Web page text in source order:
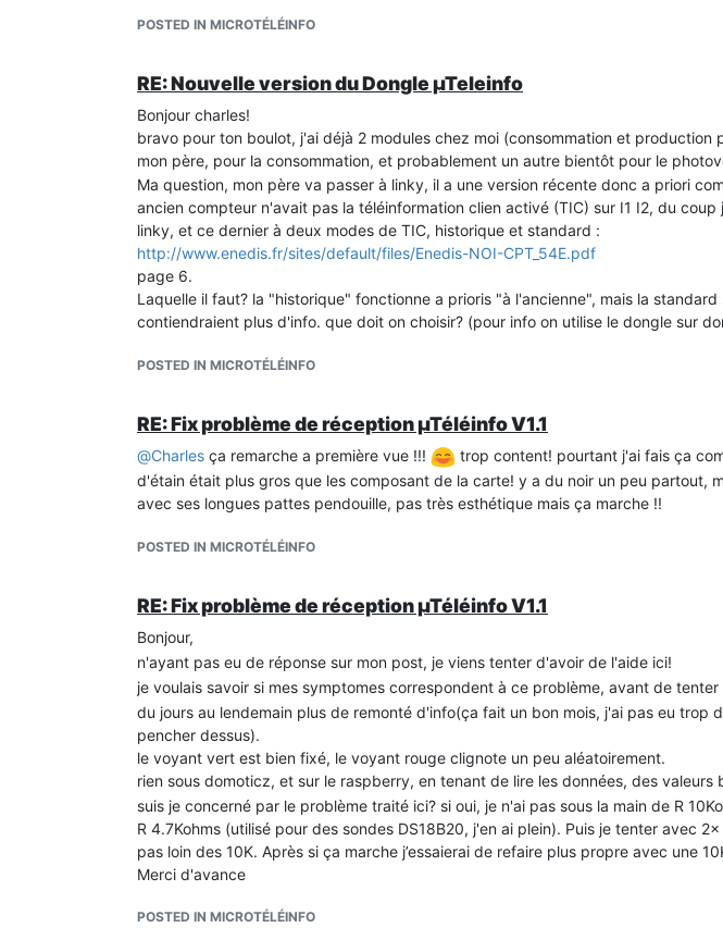
POSTED IN MICROTÉLÉINFO
RE: Nouvelle version du Dongle µTeleinfo
Bonjour charles!
bravo pour ton boulot, j'ai déjà 2 modules chez moi (consommation et production
mon père, pour la consommation, et probablement un autre bientôt pour le
Ma question, mon père va passer à linky, il a une version récente donc a priori
ancien compteur n'avait pas la téléinformation clien activé (TIC) sur I1 I2, du coup
linky, et ce dernier à deux modes de TIC, historique et standard :
http://www.enedis.fr/sites/default/files/Enedis-NOI-CPT_54E.pdf
page 6.
Laquelle il faut? la "historique" fonctionne a prioris "à l'ancienne", mais la
contiendraient plus d'info. que doit on choisir? (pour info on utilise le dongle sur
POSTED IN MICROTÉLÉINFO
RE: Fix problème de réception µTéléinfo V1.1
@Charles ça remarche a première vue !!!
trop content! pourtant j'ai fais ça
d'étain était plus gros que les composant de la carte! y a du noir un peu partout,
avec ses longues pattes pendouille, pas très esthétique mais ça marche !!
POSTED IN MICROTÉLÉINFO
RE: Fix problème de réception µTéléinfo V1.1
Bonjour,
n'ayant pas eu de réponse sur mon post, je viens tenter d'avoir de l'aide ici!
je voulais savoir si mes symptomes correspondent à ce problème, avant de
du jours au lendemain plus de remonté d'info(ça fait un bon mois, j'ai pas eu trop
pencher dessus).
le voyant vert est bien fixé, le voyant rouge clignote un peu aléatoirement.
rien sous domoticz, et sur le raspberry, en tenant de lire les données, des valeurs
suis je concerné par le problème traité ici? si oui, je n'ai pas sous la main de R
R 4.7Kohms (utilisé pour des sondes DS18B20, j'en ai plein). Puis je tenter avec
pas loin des 10K. Après si ça marche j’essaierai de refaire plus propre avec une
Merci d'avance
POSTED IN MICROTÉLÉINFO